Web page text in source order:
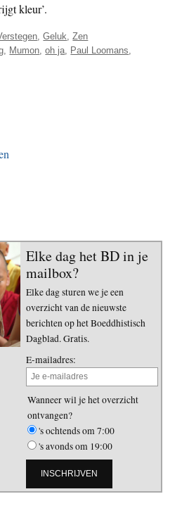
kleur’.
,Geluk ,Zen
Mumon ,oh ja Paul Loomans
Elke dag het BD in je
mailbox?
Elke dag sturen we je een
overzicht van de nieuwste
berichten op het Boeddhistisch
Dagblad. Gratis.
E-mailadres:
Wanneer wil je het overzicht
ontvangen?
's ochtends om 7:00
's avonds om 19:00